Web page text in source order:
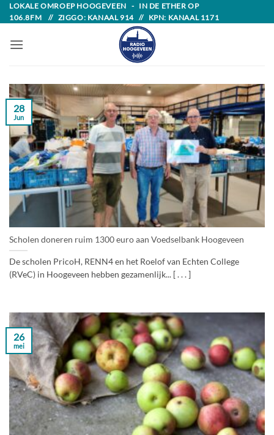
Skip
to
content
LOKALE OMROEP HOOGEVEEN - IN DE ETHER OP
106.8FM // ZIGGO: KANAAL 914 // KPN: KANAAL 1171
Scholen doneren ruim 1300 euro aan Voedselbank Hoogeveen
De scholen PricoH, RENN4 en het Roelof van Echten College
(RVeC) in Hoogeveen hebben gezamenlijk... [ . . . ]
28
Jun
26
mei